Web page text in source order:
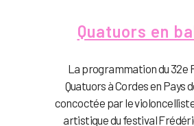
Quatuors en
La programmation du 32e
Quatuors à Cordes en Pays
concoctée par le
artistique du festival